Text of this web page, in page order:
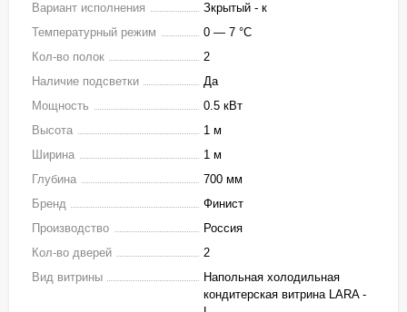
Вариант исполнения
Зкрытый - к
Температурный режим
0 — 7 °C
Кол-во полок
2
Наличие подсветки
Да
Мощность
0.5 кВт
Высота
1 м
Ширина
1 м
Глубина
700 мм
Бренд
Финист
Производство
Россия
Кол-во дверей
2
Вид витрины
Напольная холодильная
кондитерская витрина LARA -